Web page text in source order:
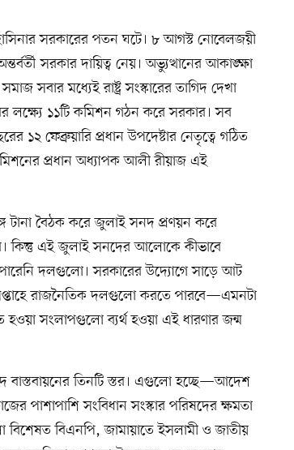
সরকারের পতন ঘটে। ৮ আগস্ট নোবেলজয়ী
সরকার দায়িত্ব নেয়। অভ্যুত্থানের আকাঙ্ক্ষা
সবার মধ্যেই রাষ্ট্র সংস্কারের তাগিদ দেখা
লক্ষ্যে ১১টি কমিশন গঠন করে সরকার। সব
১২ ফেব্রুয়ারি প্রধান উপদেষ্টার নেতৃত্বে গঠিত
প্রধান অধ্যাপক আলী রীয়াজ এই
টানা বৈঠক করে জুলাই সনদ প্রণয়ন করে
কিন্তু এই জুলাই সনদের আলোকে কীভাবে
দলগুলো। সরকারের উদ্যোগে সাড়ে আট
রাজনৈতিক দলগুলো করতে পারবে—এমনটা
সংলাপগুলো ব্যর্থ হওয়া এই ধারণার জন্ম
তিনটি স্তর। এগুলো হচ্ছে—আদেশ
পাশাপাশি সংবিধান সংস্কার পরিষদের ক্ষমতা
বিএনপি, জামায়াতে ইসলামী ও জাতীয়